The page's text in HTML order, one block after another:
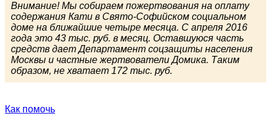
Внимание! Мы собираем пожертвования на оплату
содержания Кати в Свято-Софийском социальном
доме на ближайшие четыре месяца. С апреля 2016
года это 43 тыс. руб. в месяц. Оставшуюся часть
средств дает Департамент соцзащиты населения
Москвы и частные жертвователи Домика. Таким
образом, не хватает 172 тыс. руб.
Как помочь